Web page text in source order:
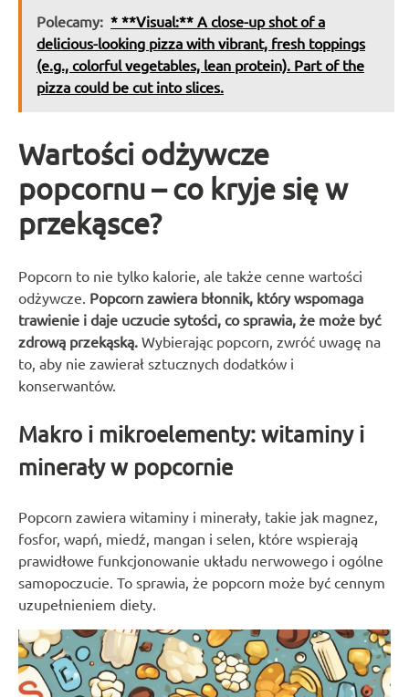
Polecamy: * **Visual:** A close-up shot of a
delicious-looking pizza with vibrant, fresh toppings
(e.g., colorful vegetables, lean protein). Part of the
pizza could be cut into slices.
Wartości odżywcze
popcornu – co kryje się w
przekąsce?
Popcorn to nie tylko kalorie, ale także cenne wartości
odżywcze. Popcorn zawiera błonnik, który wspomaga
trawienie i daje uczucie sytości, co sprawia, że może być
zdrową przekąską. Wybierając popcorn, zwróć uwagę na
to, aby nie zawierał sztucznych dodatków i
konserwantów.
Makro i mikroelementy: witaminy i
minerały w popcornie
Popcorn zawiera witaminy i minerały, takie jak magnez,
fosfor, wapń, miedź, mangan i selen, które wspierają
prawidłowe funkcjonowanie układu nerwowego i ogólne
samopoczucie. To sprawia, że popcorn może być cennym
uzupełnieniem diety.